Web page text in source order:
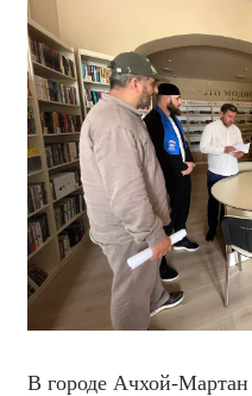
В городе Ачхой-